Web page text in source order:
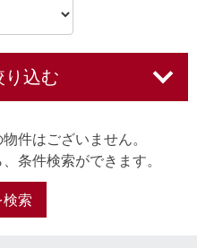
り込む
件はございません。
条件検索ができます。
索